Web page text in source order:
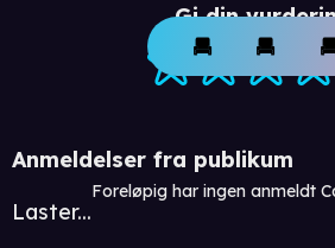
Gi din
Anmeldelser fra publikum
Laster...
Foreløpig har ingen anmeldt